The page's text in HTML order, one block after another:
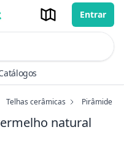
Entrar
Telhas cerâmicas Pirâmide
natural